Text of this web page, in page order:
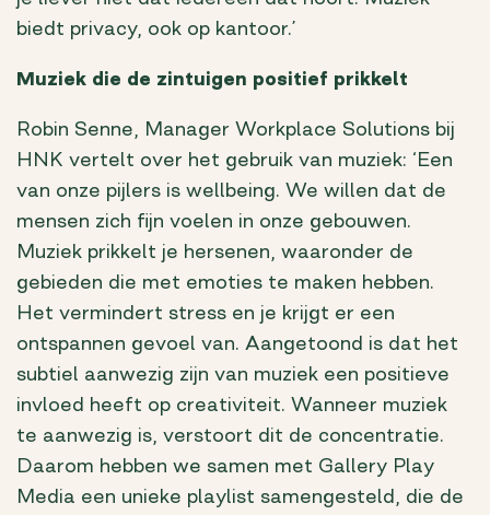
biedt privacy, ook op kantoor.’
Muziek die de zintuigen positief prikkelt
Robin Senne, Manager Workplace Solutions bij
HNK vertelt over het gebruik van muziek: ‘Een
van onze pijlers is wellbeing. We willen dat de
mensen zich fijn voelen in onze gebouwen.
Muziek prikkelt je hersenen, waaronder de
gebieden die met emoties te maken hebben.
Het vermindert stress en je krijgt er een
ontspannen gevoel van. Aangetoond is dat het
subtiel aanwezig zijn van muziek een positieve
invloed heeft op creativiteit. Wanneer muziek
te aanwezig is, verstoort dit de concentratie.
Daarom hebben we samen met Gallery Play
Media een unieke playlist samengesteld, die de